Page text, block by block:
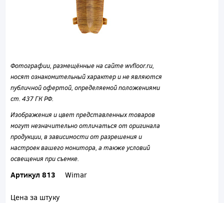
Фотографии, размещённые на сайте wvfloor.ru,
носят ознакомительный характер и не являются
публичной офертой, определяемой положениями
ст. 437 ГК РФ.
Изображения и цвет представленных товаров
могут незначительно отличаться от оригинала
продукции, в зависимости от разрешения и
настроек вашего монитора, а также условий
освещения при съемке.
Артикул 813 Wimar
Цена за штуку